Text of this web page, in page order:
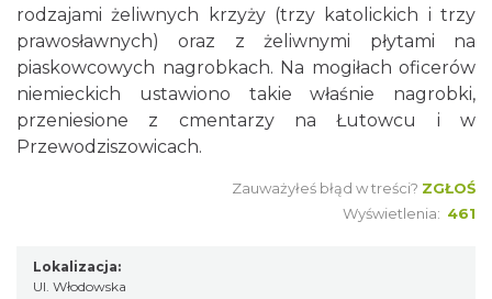
rodzajami żeliwnych krzyży (trzy katolickich i trzy
prawosławnych) oraz z żeliwnymi płytami na
piaskowcowych nagrobkach. Na mogiłach oficerów
niemieckich ustawiono takie właśnie nagrobki,
przeniesione z cmentarzy na Łutowcu i w
Przewodziszowicach.
Zauważyłeś błąd w treści? ZGŁOŚ
Wyświetlenia: 461
Lokalizacja:
Ul. Włodowska